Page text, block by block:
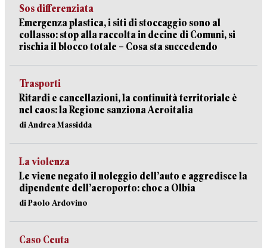
Sos differenziata
Emergenza plastica, i siti di stoccaggio sono al
collasso: stop alla raccolta in decine di Comuni, si
rischia il blocco totale – Cosa sta succedendo
Trasporti
Ritardi e cancellazioni, la continuità territoriale è
nel caos: la Regione sanziona Aeroitalia
di Andrea Massidda
La violenza
Le viene negato il noleggio dell’auto e aggredisce la
dipendente dell’aeroporto: choc a Olbia
di Paolo Ardovino
Caso Ceuta